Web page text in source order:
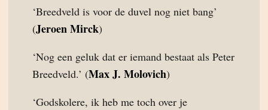
‘Breedveld is voor de duvel nog niet bang’
(Jeroen Mirck)
‘Nog een geluk dat er iemand bestaat als Peter
Breedveld.’ (Max J. Molovich)
‘Godskolere, ik heb me toch over je